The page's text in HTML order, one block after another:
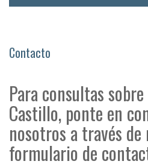
Contacto
Para consultas
Castillo, ponte en
nosotros a través
formulario de